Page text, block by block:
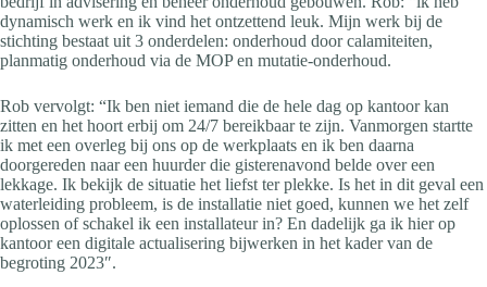
dynamisch werk en ik vind het ontzettend leuk. Mijn werk bij de
stichting bestaat uit 3 onderdelen: onderhoud door calamiteiten,
planmatig onderhoud via de MOP en mutatie-onderhoud.
Rob vervolgt: “Ik ben niet iemand die de hele dag op kantoor kan
zitten en het hoort erbij om 24/7 bereikbaar te zijn. Vanmorgen startte
ik met een overleg bij ons op de werkplaats en ik ben daarna
doorgereden naar een huurder die gisterenavond belde over een
lekkage. Ik bekijk de situatie het liefst ter plekke. Is het in dit geval een
waterleiding probleem, is de installatie niet goed, kunnen we het zelf
oplossen of schakel ik een installateur in? En dadelijk ga ik hier op
kantoor een digitale actualisering bijwerken in het kader van de
begroting 2023″.